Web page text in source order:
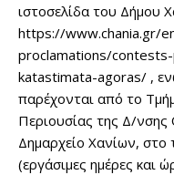
ιστοσελίδα του Δήμου
https://www.chania.gr/
proclamations/
katastimata-agoras/ ,
παρέχονται από το
Περιουσίας της Δ/
Δημαρχείο Χανίων,
(εργάσιμες ημέρες και